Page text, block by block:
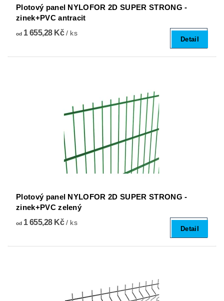
Plotový panel NYLOFOR 2D SUPER STRONG -
zinek+PVC antracit
od1 655,28 Kč/ ks
Detail
Plotový panel NYLOFOR 2D SUPER STRONG -
zinek+PVC zelený
od1 655,28 Kč/ ks
Detail